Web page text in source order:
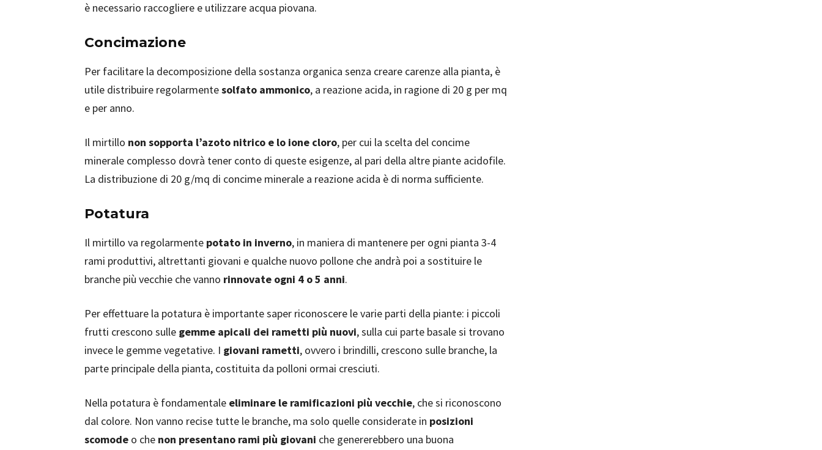
è necessario raccogliere e utilizzare acqua piovana.
Concimazione
Per facilitare la decomposizione della sostanza organica senza creare carenze alla pianta, è
utile distribuire regolarmentesolfato ammonico, a reazione acida, in ragione di 20 g per mq
e per anno.
Il mirtillo non sopporta l’azoto nitrico e lo ione cloro, per cui la scelta del concime
minerale complesso dovrà tener conto di queste esigenze, al pari della altre piante acidofile.
La distribuzione di 20 g/mq di concime minerale a reazione acida è di norma sufficiente.
Potatura
Il mirtillo va regolarmente potato in inverno, in maniera di mantenere per ogni pianta 3-4
rami produttivi, altrettanti giovani e qualche nuovo pollone che andrà poi a sostituire le
branche più vecchie che vanno rinnovate ogni 4 o 5 anni.
Per effettuare la potatura è importante saper riconoscere le varie parti della piante: i piccoli
frutti crescono sulle gemme apicali dei rametti più nuovi, sulla cui parte basale si trovano
invece le gemme vegetative. I giovani rametti, ovvero i brindilli, crescono sulle branche, la
parte principale della pianta, costituita da polloni ormai cresciuti.
Nella potatura è fondamentale eliminare le ramificazioni più vecchie, che si riconoscono
dal colore. Non vanno recise tutte le branche, ma solo quelle considerate in posizioni
scomode o che non presentano rami più giovani che genererebbero una buona